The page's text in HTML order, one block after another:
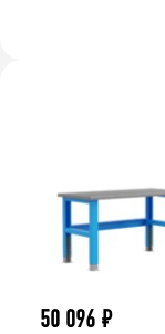
50 096 ₽